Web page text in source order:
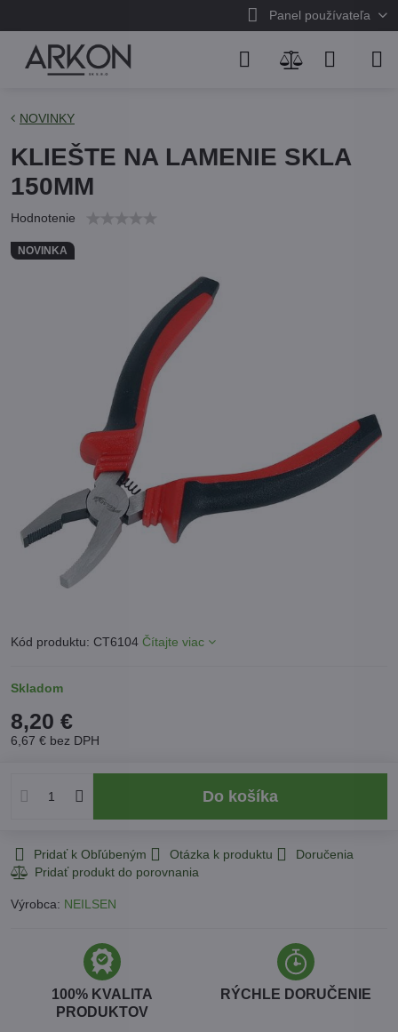
Panel používateľa
NOVINKA
NOVINKY
KLIEŠTE NA LAMENIE SKLA
150MM
Hodnotenie
Kód produktu: CT6104 Čítajte viac
Skladom
8,20 €
6,67 € bez DPH
Do košíka
Pridať k Obľúbeným Otázka k produktu Doručenia
Výrobca: NEILSEN
100% KVALITA
PRODUKTOV
RÝCHLE DORUČENIE